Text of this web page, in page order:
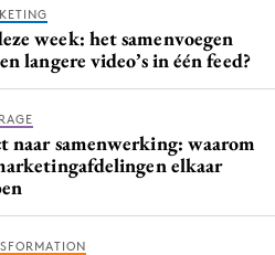
week: het samenvoegen
langere video’s in één feed?
naar samenwerking: waarom
elkaar